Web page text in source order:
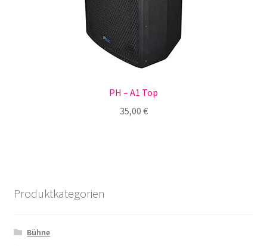
PH – A1 Top
35,00 €
Produktkategorien
Bühne